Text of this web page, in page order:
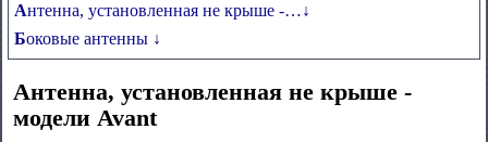
Антенна, установленная не крыше -…↓
Боковые антенны ↓
Антенна, установленная не крыше -
модели Avant